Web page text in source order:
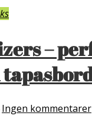
–
Ingen kommentarer